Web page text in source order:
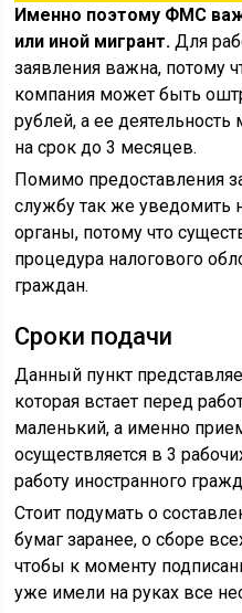
Именно поэтому ФМС
или иной мигрант. Для
заявления важна, потому
компания может быть
рублей, а ее
на срок до 3 месяцев.
Помимо предоставления
службу так же уведомить
органы, потому что
процедура налогового
граждан.
Сроки подачи
Данный пункт
которая встает перед
маленький, а именно
осуществляется в 3
работу иностранного
Стоит подумать о
бумаг заранее, о сборе
чтобы к моменту
уже имели на руках все